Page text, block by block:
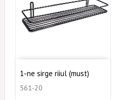
1-ne sirge riiul (must)
561-20